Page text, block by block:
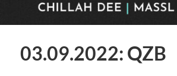
03.09.2022: QZB